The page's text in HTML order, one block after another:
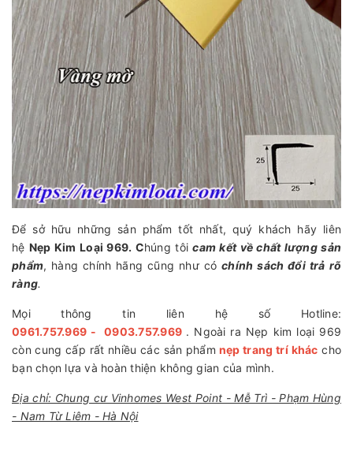
Để sở hữu những sản phẩm tốt nhất, quý khách hãy liên
hệ Nẹp Kim Loại 969. Chúng tôicam kết về chất lượng sản
phẩm, hàng chính hãng cũng như cóchính sách đổi trả rõ
ràng.
Mọi thông tin liên hệ số Hotline:
0961.757.969 - 0903.757.969 . Ngoài ra Nẹp kim loại 969
còn cung cấp rất nhiều các sản phẩm nẹp trang trí khác cho
bạn chọn lựa và hoàn thiện không gian của mình.
Địa chỉ: Chung cư Vinhomes West Point - Mễ Trì - Phạm Hùng
- Nam Từ Liêm - Hà Nội